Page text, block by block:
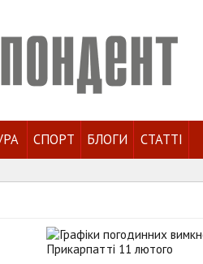
СПОРТ БЛОГИ СТАТТІ